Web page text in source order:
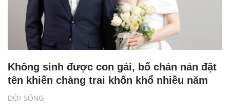
ĐỜI SỐNG
Không sinh được con gái, bố chán nản đặt
tên khiến chàng trai khốn khổ nhiều năm